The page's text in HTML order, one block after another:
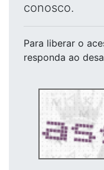
conosco.
Para liberar o
responda ao